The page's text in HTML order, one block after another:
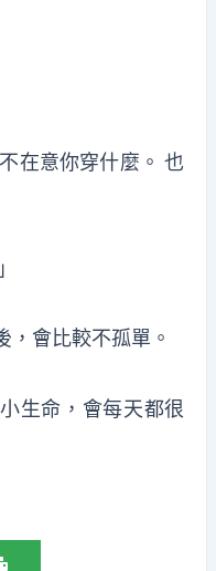
在意你穿什麼。 也
，會比較不孤單。
生命，會每天都很